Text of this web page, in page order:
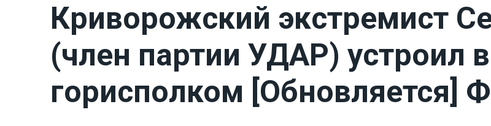
Криворожский экстремист
(член партии УДАР) устроил
горисполком [Обновляется]